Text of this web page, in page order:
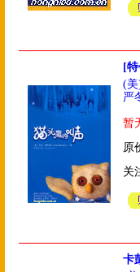
[
(美
严
暂
原
关
卡